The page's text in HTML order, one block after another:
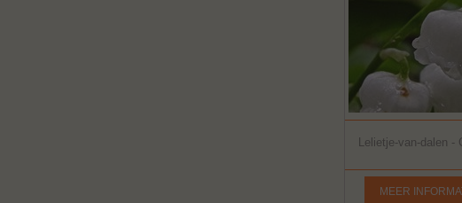
Lelietje-van-dalen -
MEER